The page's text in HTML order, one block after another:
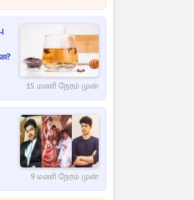
15 மணி நேரம் முன்
9 மணி நேரம் முன்